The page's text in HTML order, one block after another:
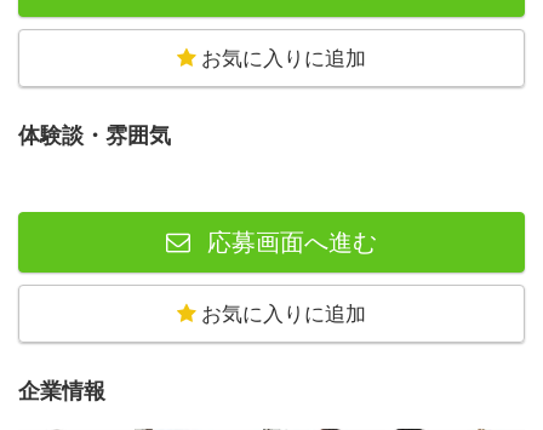
・責任感が強い方
お気に入りに追加
体験談・雰囲気
応募画面へ進む
お気に入りに追加
企業情報